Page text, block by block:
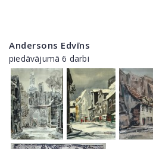
Andersons Edvīns
piedāvājumā 6 darbi